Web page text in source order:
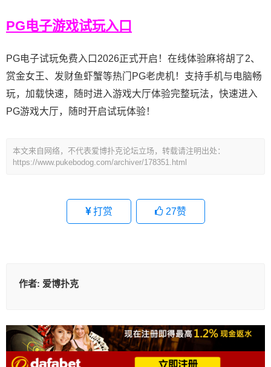
PG电子游戏试玩入口
PG电子试玩免费入口2026正式开启！在线体验麻将胡了2、
赏金女王、发财鱼虾蟹等热门PG老虎机！支持手机与电脑畅
玩，加载快速，随时进入游戏大厅体验完整玩法，快速进入
PG游戏大厅，随时开启试玩体验！
本文来自网络，不代表爱博扑克论坛立场，转载请注明出处：
https://www.pukebodog.com/archiver/178351.html
打赏 27赞
作者: 爱博扑克